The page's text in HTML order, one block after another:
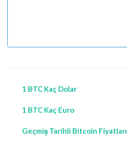
1 BTC Kaç Dolar
1 BTC Kaç Euro
Geçmiş Tarihli Bitcoin Fiyatları